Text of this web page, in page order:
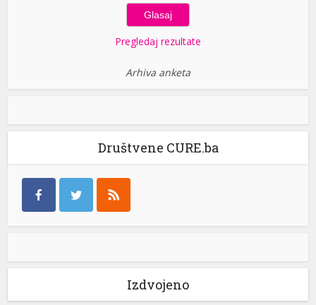
Pregledaj rezultate
Arhiva anketa
Društvene CURE.ba
Izdvojeno